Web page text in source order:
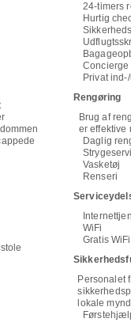
24-timers
Hurtig
Concierge
Privat
Rengøring
Brug af
er effektive
Daglig
Vasketøj
Renseri
WiFi
Gratis WiFi
Personalet
lokale